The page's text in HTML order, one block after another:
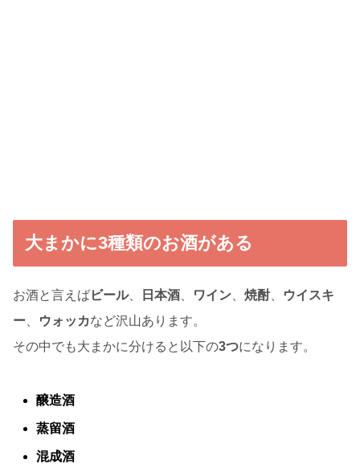
大まかに3種類のお酒がある
お酒と言えばビール、 日本酒 ワイン 焼酎、
ウイスキ
ー
ウォッカなど沢山あります。
その中でも大まかに分けると以下の3つになります。
醸造酒
蒸留酒
混成酒